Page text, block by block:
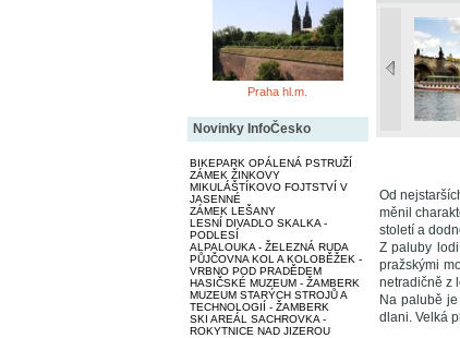
Praha hl.m.
Novinky InfoČesko
BIKEPARK OPÁLENÁ PSTRUŽÍ
ZÁMEK ŽINKOVY
MIKULÁŠTÍKOVO FOJTSTVÍ V
JASENNÉ
ZÁMEK LEŠANY
LESNÍ DIVADLO SKALKA -
PODLESÍ
ALPALOUKA - ŽELEZNÁ RUDA
PŮJČOVNA KOL A KOLOBĚŽEK -
VRBNO POD PRADĚDEM
HASIČSKÉ MUZEUM - ŽAMBERK
MUZEUM STARÝCH STROJŮ A
TECHNOLOGIÍ - ŽAMBERK
SKI AREÁL SACHROVKA -
ROKYTNICE NAD JIZEROU
Od
měnil
století a
Z paluby
pražskými
netradičně z
Na palubě
dlani. Velká